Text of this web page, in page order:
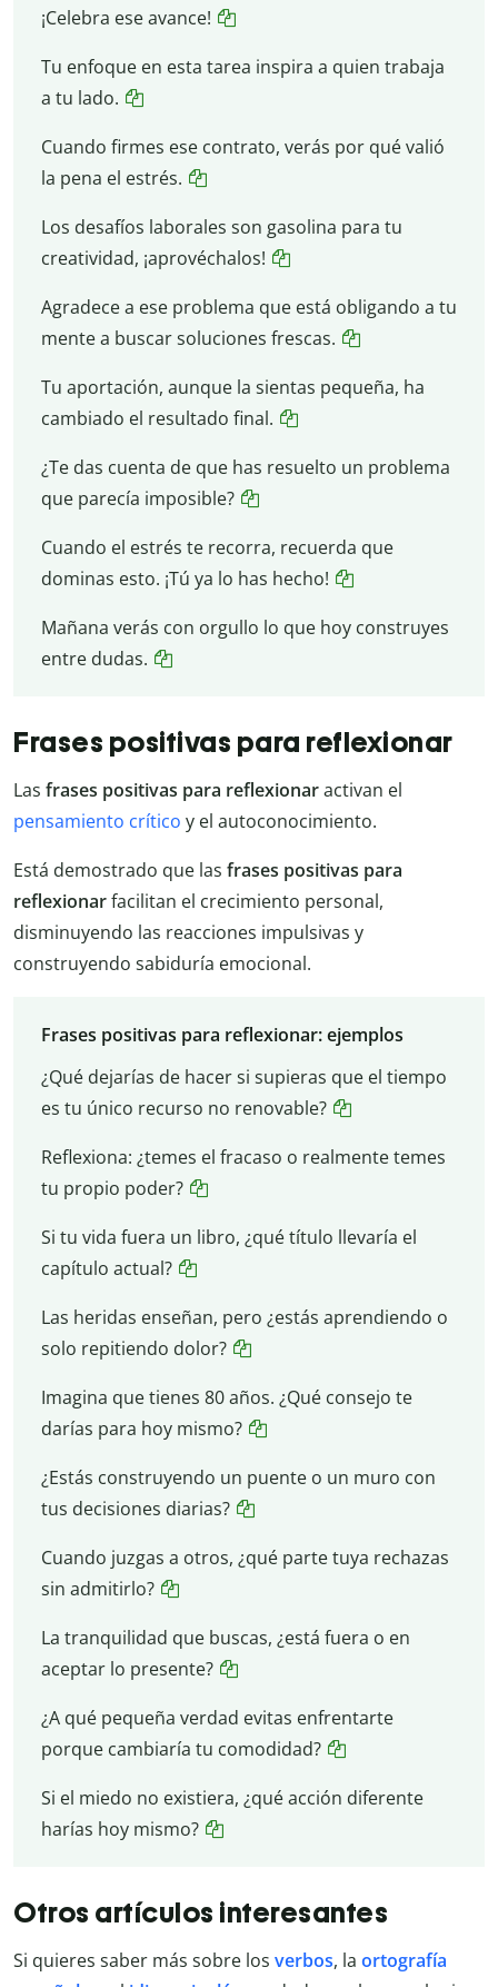
¡Celebra ese avance!
Tu enfoque en esta tarea inspira a quien trabaja
a tu lado.
Cuando firmes ese contrato, verás por qué valió
la pena el estrés.
Los desafíos laborales son gasolina para tu
creatividad, ¡aprovéchalos!
Agradece a ese problema que está obligando a tu
mente a buscar soluciones frescas.
Tu aportación, aunque la sientas pequeña, ha
cambiado el resultado final.
¿Te das cuenta de que has resuelto un problema
que parecía imposible?
Cuando el estrés te recorra, recuerda que
dominas esto. ¡Tú ya lo has hecho!
Mañana verás con orgullo lo que hoy construyes
entre dudas.
Frases positivas para reflexionar
Las frases positivas para reflexionaractivan el
pensamiento crítico y el autoconocimiento.
Está demostrado que las frases positivas para
reflexionarfacilitan el crecimiento personal,
disminuyendo las reacciones impulsivas y
construyendo sabiduría emocional.
Frases positivas para reflexionar: ejemplos
¿Qué dejarías de hacer si supieras que el tiempo
es tu único recurso no renovable?
Reflexiona: ¿temes el fracaso o realmente temes
tu propio poder?
Si tu vida fuera un libro, ¿qué título llevaría el
capítulo actual?
Las heridas enseñan, pero ¿estás aprendiendo o
solo repitiendo dolor?
Imagina que tienes 80 años. ¿Qué consejo te
darías para hoy mismo?
¿Estás construyendo un puente o un muro con
tus decisiones diarias?
Cuando juzgas a otros, ¿qué parte tuya rechazas
sin admitirlo?
La tranquilidad que buscas, ¿está fuera o en
aceptar lo presente?
¿A qué pequeña verdad evitas enfrentarte
porque cambiaría tu comodidad?
Si el miedo no existiera, ¿qué acción diferente
harías hoy mismo?
Otros artículos interesantes
Si quieres saber más sobre los verbos, la ortografía